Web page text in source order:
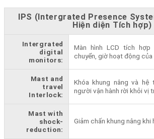
IPS (Intergrated Presence
Hiện diện Tích hợp)
Intergrated
digital
monitors:
Màn hình LCD tích
chuyển, giờ hoạt động
Mast and
travel
Interlock:
Khóa khung nâng và hệ
người vận hành rời khỏi vị
Mast with
shock-
reduction:
Giảm chấn khung nâng khi